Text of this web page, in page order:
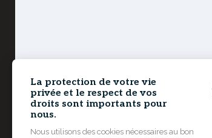
La protection de votre vie
privée et le respect de vos
droits sont importants pour
nous.
Nous utilisons des cookies nécessaires au bon